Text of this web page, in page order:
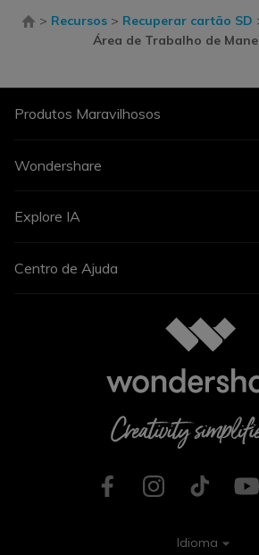
> Recursos > Recuperar cartão SD
Área de Trabalho de
Produtos Maravilhosos
Wondershare
Explore IA
Centro de Ajuda
Idioma